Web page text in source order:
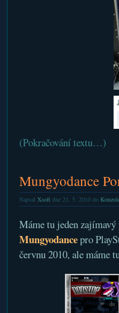
(Pokračování textu…)
Mungyodance
Napsal Xsoftdne 21. 5. 2010 do
Máme tu jeden
Mungyodancepro
červnu 2010, ale máme